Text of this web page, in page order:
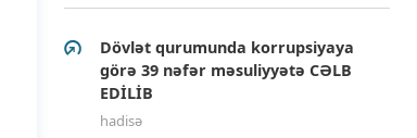
Dövlət qurumunda korrupsiyaya
görə 39 nəfər məsuliyyətə CƏLB
EDİLİB
hadisə